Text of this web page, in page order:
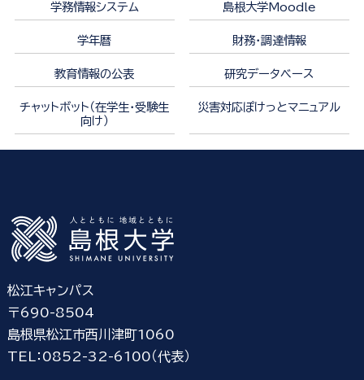
学務情報システム 島根大学Moodle
学年暦 財務・調達情報
教育情報の公表 研究データベース
チャットボット（在学生・受験生
向け）
災害対応ぽけっとマニュアル
松江キャンパス
〒690-8504
島根県松江市西川津町1060
TEL：0852-32-6100（代表）